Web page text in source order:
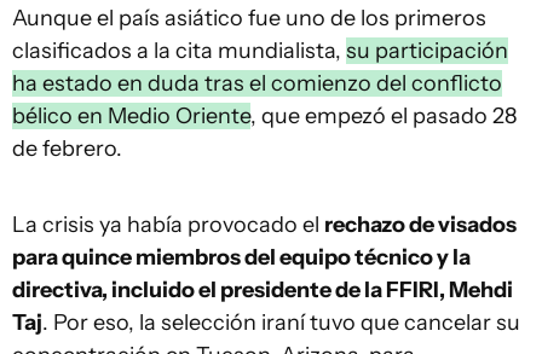
Aunque el país asiático fue uno de los primeros
clasificados a la cita mundialista, su participación
ha estado en duda tras el comienzo del conflicto
bélico en Medio Oriente, que empezó el pasado 28
de febrero.
La crisis ya había provocado el rechazo de visados
para quince miembros del equipo técnico y la
directiva, incluido el presidente de la FFIRI, Mehdi
Taj. Por eso, la selección iraní tuvo que cancelar su